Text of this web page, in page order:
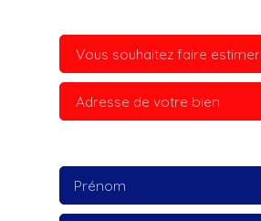
Vous souhaitez faire estimer
Adresse de votre bien
Prénom